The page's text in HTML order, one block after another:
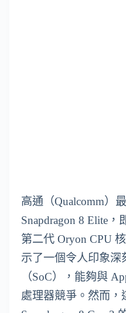
高通（Qualcomm）
Snapdragon 8 Elite
第二代 Oryon CPU
示了一個令人印象深
（SoC），能夠與
處理器競爭。然而，